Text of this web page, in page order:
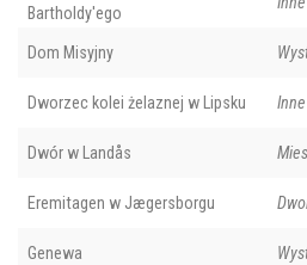
Bartholdy'ego
Dom Misyjny
Dworzec kolei żelaznej w Lipsku Inne
Dwór w Landås
Eremitagen w Jægersborgu
Genewa